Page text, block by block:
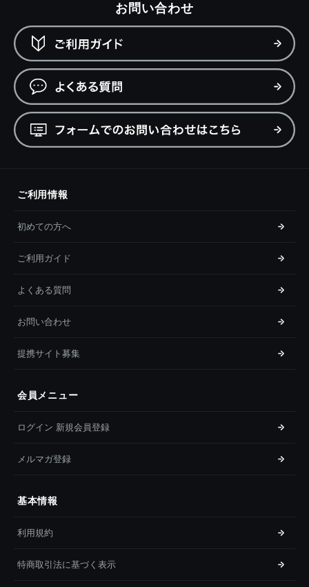
お問い合わせ
ご利用情報
初めての方へ
ご利用ガイド
よくある質問
お問い合わせ
提携サイト募集
会員メニュー
ログイン 新規会員登録
メルマガ登録
基本情報
利用規約
特商取引法に基づく表示